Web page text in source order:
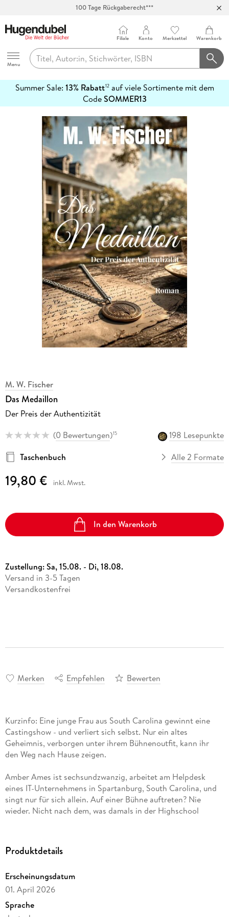
100 Tage Rückgaberecht***
Hugendubel
Menu
Filiale Konto Merkzettel Warenkorb
Summer Sale: 13% Rabatt12auf viele Sortimente mit dem
CodeSOMMER13
erfahren
M. W. Fischer
Das Medaillon
Der Preis der Authentizität
(0 Bewertungen)15
198 Lesepunkte
Taschenbuch
Alle 2 Formate
19,80 € inkl. Mwst.
In den Warenkorb
Zustellung:Sa, 15.08. - Di, 18.08.
Versand in 3-5 Tagen
Versandkostenfrei
Merken Empfehlen Bewerten
Kurzinfo: Eine junge Frau aus South Carolina gewinnt eine
Castingshow - und verliert sich selbst. Nur ein altes
Geheimnis, verborgen unter ihrem Bühnenoutfit, kann ihr
den Weg nach Hause zeigen.
Amber Ames ist sechsundzwanzig, arbeitet am Helpdesk
eines IT-Unternehmens in Spartanburg, South Carolina, und
singt nur für sich allein. Auf einer Bühne auftreten? Nie
wieder. Nicht nach dem, was damals in der Highschool
Castingshow 'Famous in L. A.' an - und Amber gewinnt.
Plötzlich gehört ihr Leben nicht mehr ihr: Ein Manager, der
sie binden. Und eine Welt, die von ihr verlangt, jemand
anderes zu sein.
Inmitten von Scheinwerfern, Partys und falschen
Versprechen trägt Amber unter ihrem Bühnenoutfit das
Produktdetails
Erscheinungsdatum
01. April 2026
Sprache